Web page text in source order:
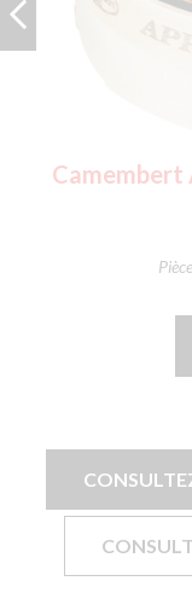
Camembert